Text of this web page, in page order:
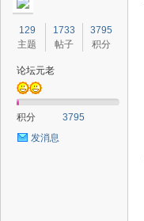
129
主题
1733
帖子
3795
积分
论坛元老
积分
3795
发消息